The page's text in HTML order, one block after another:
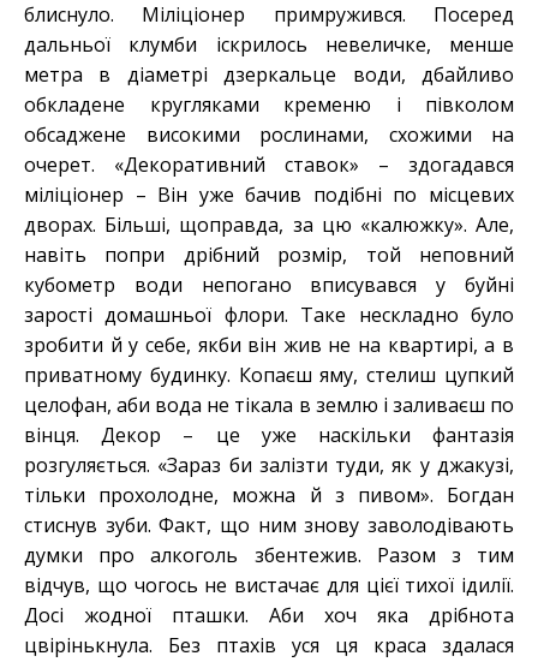
блиснуло. Міліціонер примружився. Посеред
дальньої клумби іскрилось невеличке, менше
метра в діаметрі дзеркальце води, дбайливо
обкладене кругляками кременю і півколом
обсаджене високими рослинами, схожими на
очерет. «Декоративний ставок» – здогадався
міліціонер – Він уже бачив подібні по місцевих
дворах. Більші, щоправда, за цю «калюжку». Але,
навіть попри дрібний розмір, той неповний
кубометр води непогано вписувався у буйні
зарості домашньої флори. Таке нескладно було
зробити й у себе, якби він жив не на квартирі, а в
приватному будинку. Копаєш яму, стелиш цупкий
целофан, аби вода не тікала в землю і заливаєш по
вінця. Декор – це уже наскільки фантазія
розгуляється. «Зараз би залізти туди, як у джакузі,
тільки прохолодне, можна й з пивом». Богдан
стиснув зуби. Факт, що ним знову заволодівають
думки про алкоголь збентежив. Разом з тим
відчув, що чогось не вистачає для цієї тихої ідилії.
Досі жодної пташки. Аби хоч яка дрібнота
цвірінькнула. Без птахів уся ця краса здалася